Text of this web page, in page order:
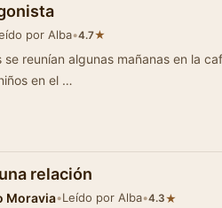
por Alba•4.7★
mañanas en la cafetería de la esquina después de
los niños en el …
relación
Moravia•Leído por Alba•4.3★